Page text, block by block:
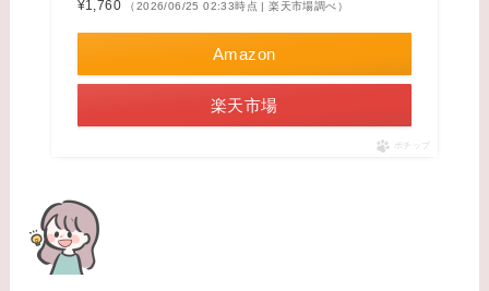
¥1,760
（2026/06/25 02:33時点 | 楽天市場調べ）
Amazon
楽天市場
ポチップ